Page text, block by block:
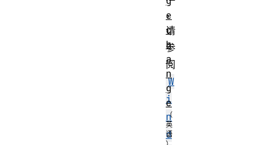
，
请
参
阅
W
i
n
d
e
c
h
a
n
g
e